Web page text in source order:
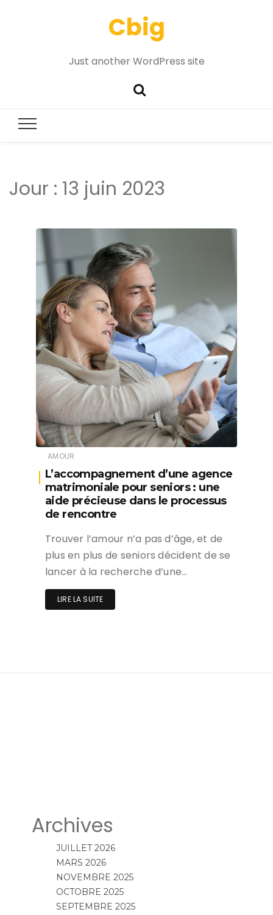
Cbig
Just another WordPress site
Jour : 13 juin 2023
AMOUR
L’accompagnement d’une agence
matrimoniale pour seniors : une
aide précieuse dans le processus
de rencontre
Trouver l’amour n’a pas d’âge, et de
plus en plus de seniors décident de se
lancer à la recherche d’une…
LIRE LA SUITE
Archives
JUILLET 2026
MARS 2026
NOVEMBRE 2025
OCTOBRE 2025
SEPTEMBRE 2025